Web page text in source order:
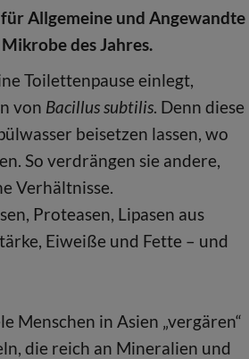
Allgemeine und Angewandte
des Jahres.
Toilettenpause einlegt,
von Bacillus subtilis. Denn diese
beisetzen lassen, wo
So verdrängen sie andere,
Verhältnisse.
Proteasen, Lipasen aus
Eiweiße und Fette – und
Menschen in Asien „vergären“
die reich an Mineralien und